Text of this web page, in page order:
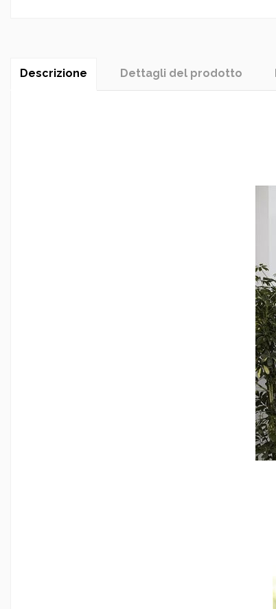
Descrizione Dettagli del prodotto